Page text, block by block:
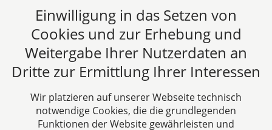
gelten.
Beitrag lesen
Alle Fachbeiträge anzeigen
Einwilligung in das Setzen von
Cookies und zur Erhebung und
Weitergabe Ihrer Nutzerdaten an
Dritte zur Ermittlung Ihrer Interessen
Wir platzieren auf unserer Webseite technisch
notwendige Cookies, die die grundlegenden
Funktionen der Website gewährleisten und